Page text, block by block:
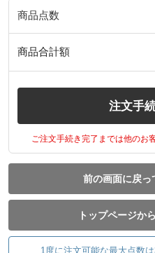
商品点数
商品合計額
注文手
ご注文手続き完了までは他のお
前の画面に戻っ
トップページか
1度に注文可能な最大点数